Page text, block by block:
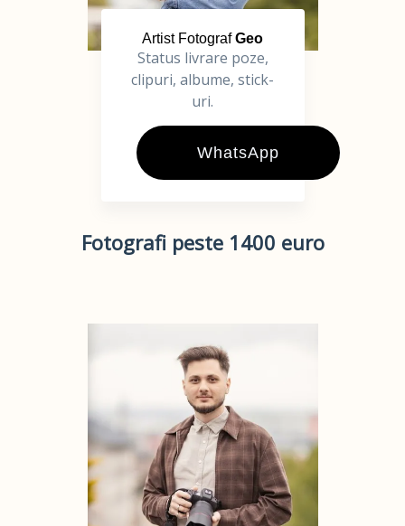
Artist FotografGeo
Status livrare poze,
clipuri, albume, stick-
uri.
WhatsApp
Fotografi peste 1400 euro